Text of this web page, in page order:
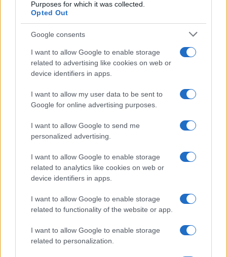
Purposes for which it was collected.
Opted Out
Google consents
I want to allow Google to enable storage
related to advertising like cookies on web or
device identifiers in apps.
I want to allow my user data to be sent to
Google for online advertising purposes.
I want to allow Google to send me
personalized advertising.
I want to allow Google to enable storage
related to analytics like cookies on web or
device identifiers in apps.
I want to allow Google to enable storage
related to functionality of the website or app.
I want to allow Google to enable storage
related to personalization.
U Grazu se da puno toga vidjeti što nužno i ne mora
imati veze sa shoppingom.
#sarajevo #austria
#citydeal #popusti
#shopping #sniženja
#vaš grad u pola cijene
#popusti na putovanja
#decembarska sniženja